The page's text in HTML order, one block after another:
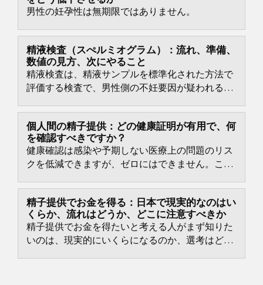
男性の妊孕性は無期限ではありません。
精液検査（スぺルミオグラム）：流れ、準備、
数値の見方、次にやること
精液検査は、精液サンプルを標準化された方法で
評価する検査で、男性側の不妊要因が疑われると
個人間の精子提供：どの健康証明が有用で、何
を確認すべきですか？
健康確認は感染や予期しない医療上の問題のリス
クを低減できますが、ゼロにはできません。これ
には限界があり、検査時点と提供までの間に状況
が変わることがあります。
精子提供でお金を得る：日本で現実的なのはい
くらか、流れはどうか、どこに注意すべきか
精子提供でお金を得たいと考える人がまず知りた
いのは、現実的にいくらになるのか、選考はどれ